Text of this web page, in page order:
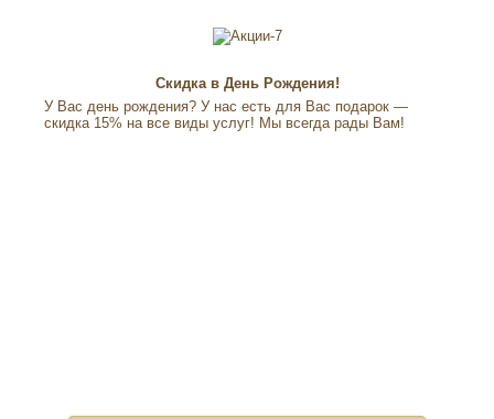
Скидка в День Рождения!
У Вас день рождения? У нас есть для Вас подарок —
скидка 15% на все виды услуг! Мы всегда рады Вам!